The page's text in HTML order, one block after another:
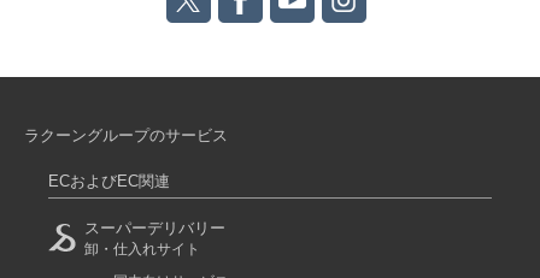
ラクーングループのサービス
ECおよびEC関連
スーパーデリバリー
卸・仕入れサイト